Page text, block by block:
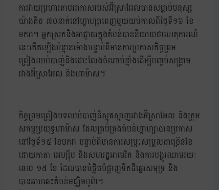
ការវាយប្រហារតាមអាកាសរបស់អ៊ីស្រាអែលបានសម្លាប់មនុស្ស
យ៉ាងតិច ៧០នាក់នៅហ្គាហ្សាពេញមួយយប់កាលពីថ្ងៃទី១៦ ខែ
មករា។ អ្នកស្រុកនិងអាជ្ញាធរក្នុងតំបន់បាននិយាយថាហេតុការណ៍
នេះកេីតឡេីងប៉ុន្មានម៉ោងបន្ទាប់ពីមានការប្រកាសកិច្ចព្រម
ព្រៀងឈប់បាញ់និងដោះលែងចំណាប់ខ្មាំងដើម្បីបញ្ចប់សង្គ្រាម
រវាងអ៊ីស្រាអែល និងហាម៉ាស។
កិច្ចព្រមព្រៀងបទឈប់បាញ់ដ៏ស្មុគស្មាញរវាងអ៊ីស្រាអែល និងក្រុម
សកម្មប្រយុទ្ធហាម៉ាស ដែលគ្រប់គ្រងតំបន់ហ្គាហ្សាបានប្រកាស
នៅថ្ងៃទី១៥ ខែមករា បន្ទាប់ពីមានការសម្រុះសម្រួលជាច្រើនខែ
ដោយកាតា អេហ្ស៊ីប និងសហរដ្ឋអាមេរិក និងការបង្ហូរឈាមរយៈ
ពេល ១៥ ខែ ដែលបានបំផ្លិចបំផ្លាញទឹកដីឆ្នេរសមុទ្រ និង
បានឆាបឆេះតំបន់មជ្ឈិមបូព៌ា។